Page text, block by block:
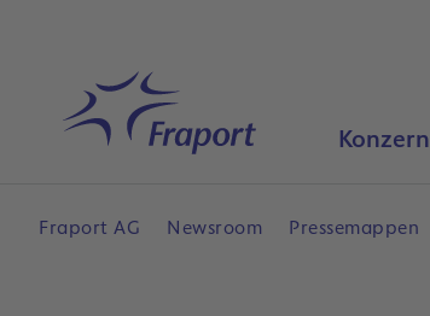
Startseite Konzern
Fraport AG Newsroom Pressemappen